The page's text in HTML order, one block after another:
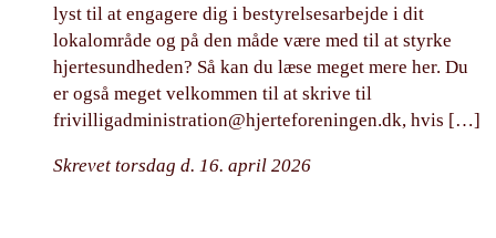
lyst til at engagere dig i bestyrelsesarbejde i dit
lokalområde og på den måde være med til at styrke
hjertesundheden? Så kan du læse meget mere her. Du
er også meget velkommen til at skrive til
frivilligadministration@hjerteforeningen.dk, hvis […]
Skrevet torsdag d. 16. april 2026